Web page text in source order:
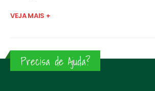
VEJA MAIS +
Precisa de Ajuda?